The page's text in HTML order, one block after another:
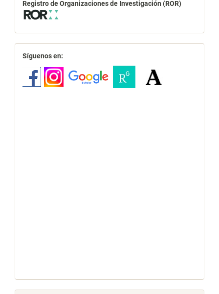
Registro de Organizaciones de Investigación (ROR)
redes
Síguenos en: